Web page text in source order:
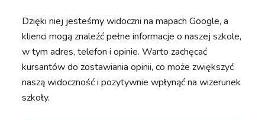
Dzięki niej jesteśmy widoczni na mapach Google, a
klienci mogą znaleźć pełne informacje o naszej szkole,
w tym adres, telefon i opinie. Warto zachęcać
kursantów do zostawiania opinii, co może zwiększyć
naszą widoczność i pozytywnie wpłynąć na wizerunek
szkoły.